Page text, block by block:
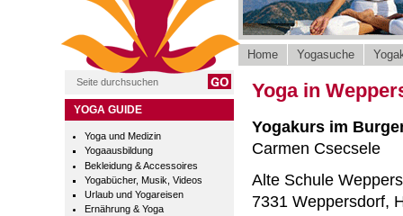
YOGA GUIDE
Yoga und Medizin
Yogaausbildung
Bekleidung & Accessoires
Yogabücher, Musik, Videos
Urlaub und Yogareisen
Ernährung & Yoga
Home Yogasuche
Yoga in
Yogakurs im
Carmen Csecsele
Alte Schule
7331 Weppersdorf,